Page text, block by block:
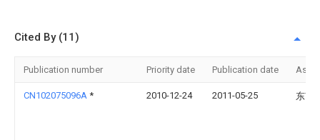
Cited By (11)
Publication number Priority date Publication date
CN102075096A * 2010-12-24 2011-05-25 东南